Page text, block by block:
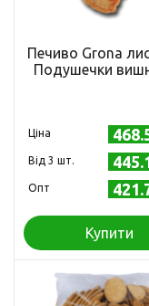
Печиво Grona
Подушечки
Ціна
Від 3 шт.
Опт
Купити